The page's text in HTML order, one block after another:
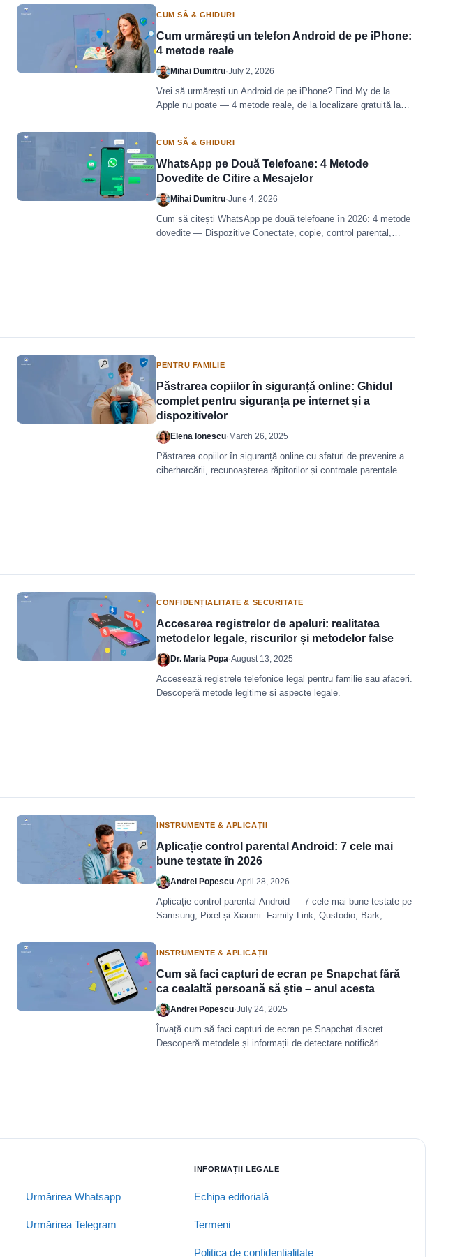
CUM SĂ & GHIDURI
Cum urmărești un telefon Android de pe iPhone:
4 metode reale
Mihai Dumitru·July 2, 2026
Vrei să urmărești un Android de pe iPhone? Find My de la
Apple nu poate — 4 metode reale, de la localizare gratuită la
CUM SĂ & GHIDURI
WhatsApp pe Două Telefoane: 4 Metode
Dovedite de Citire a Mesajelor
Mihai Dumitru·June 4, 2026
Cum să citești WhatsApp pe două telefoane în 2026: 4 metode
dovedite — Dispozitive Conectate, copie, control parental,
PENTRU FAMILIE
Păstrarea copiilor în siguranță online: Ghidul
complet pentru siguranța pe internet și a
dispozitivelor
Elena Ionescu· March 26, 2025
Păstrarea copiilor în siguranță online cu sfaturi de prevenire a
ciberharcării, recunoașterea răpitorilor și controale parentale.
CONFIDENȚIALITATE & SECURITATE
Accesarea registrelor de apeluri: realitatea
metodelor legale, riscurilor și metodelor false
Dr. Maria Popa·August 13, 2025
Accesează registrele telefonice legal pentru familie sau afaceri.
Descoperă metode legitime și aspecte legale.
INSTRUMENTE & APLICAȚII
Aplicație control parental Android: 7 cele mai
bune testate în 2026
Andrei Popescu·April 28, 2026
Aplicație control parental Android — 7 cele mai bune testate pe
Samsung, Pixel și Xiaomi: Family Link, Qustodio, Bark,
INSTRUMENTE & APLICAȚII
Cum să faci capturi de ecran pe Snapchat fără
ca cealaltă persoană să știe – anul acesta
Andrei Popescu·July 24, 2025
Învață cum să faci capturi de ecran pe Snapchat discret.
Descoperă metodele și informații de detectare notificări.
Urmărirea Whatsapp
Urmărirea Telegram
INFORMAȚII LEGALE
Echipa editorială
Termeni
Politica de confidențialitate